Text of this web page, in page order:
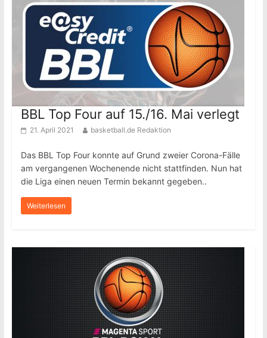
BBL Top Four auf 15./16. Mai verlegt
21. April 2021 basketball.de Redaktion
Das BBL Top Four konnte auf Grund zweier Corona-Fälle
am vergangenen Wochenende nicht stattfinden. Nun hat
die Liga einen neuen Termin bekannt gegeben..
Weiterlesen